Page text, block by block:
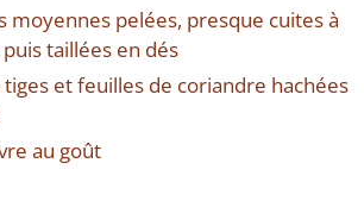
moyennes pelées, presque cuites à
taillées en dés
et feuilles de coriandre hachées
au goût